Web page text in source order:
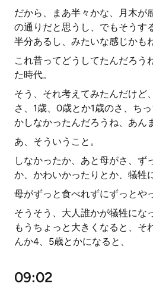
だから、まあ半々かな、月木が
の通りだと思うし、でもそうす
半分あるし、みたいな感じかも
これ昔ってどうしてたんだろう
た時代。
そう、それ考えてみたんだけど
さ、1歳、0歳とか1歳のさ、ち
かしなかったんだろうね、あん
あ、そういうこと。
しなかったか、あと母がさ、ず
か、かわいかったりとか、犠牲
母がずっと食べれずにずっとや
そうそう、大人誰かが犠牲にな
もうちょっと大きくなると、そ
んか4、5歳とかになると、
09:02